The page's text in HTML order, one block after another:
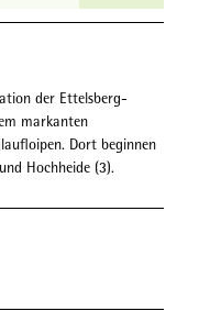
der Ettelsberg-
markanten
Dort beginnen
Hochheide (3).